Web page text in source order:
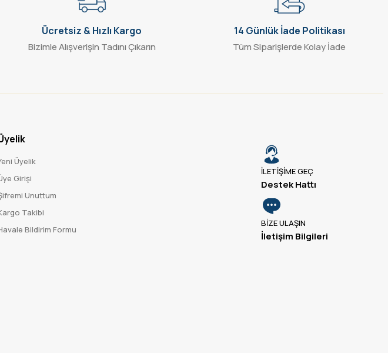
Ücretsiz & Hızlı Kargo
Bizimle Alışverişin Tadını Çıkarın
14 Günlük İade Politikası
Tüm Siparişlerde Kolay İade
Üyelik
Girişi
Unuttum
Takibi
Bildirim Formu
İLETİŞİME GEÇ
Destek Hattı
BİZE ULAŞIN
İletişim Bilgileri